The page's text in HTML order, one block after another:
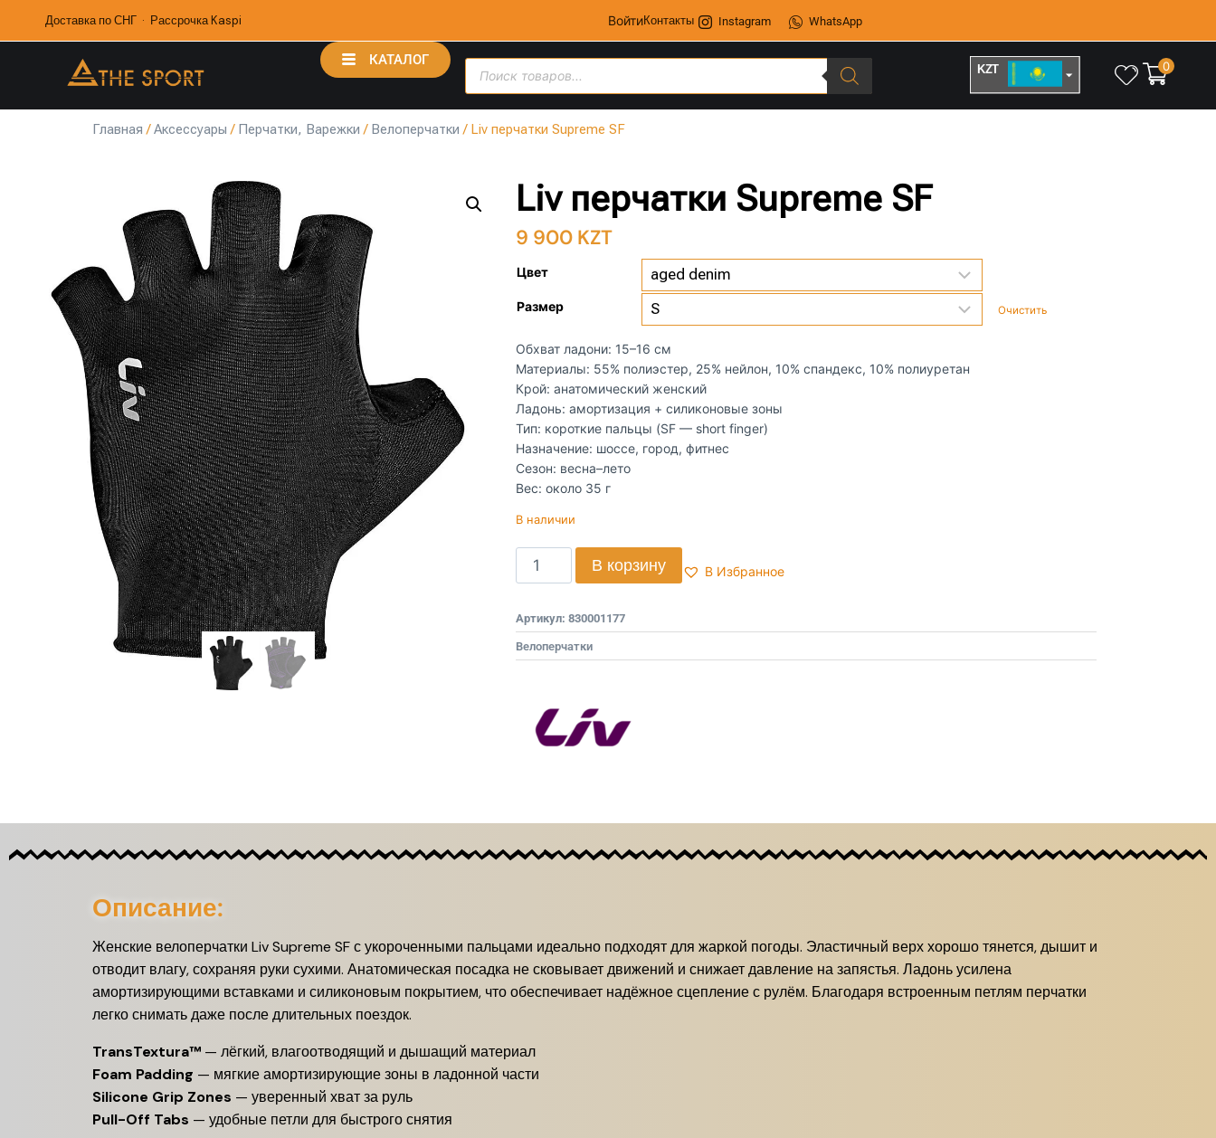
Доставка по СНГ · Рассрочка Kaspi ВойтиКонтакты Instagram WhatsApp
КАТАЛОГ
KZT 0
Главная /Аксессуары / Перчатки, Варежки / Велоперчатки / Liv перчатки Supreme SF
Liv перчатки Supreme SF
9 900 KZT
Цвет
Размер Очистить
Обхват ладони: 15–16 см
Материалы: 55% полиэстер, 25% нейлон, 10% спандекс, 10% полиуретан
Крой: анатомический женский
Ладонь: амортизация + силиконовые зоны
Тип: короткие пальцы (SF — short finger)
Назначение: шоссе, город, фитнес
Сезон: весна–лето
Вес: около 35 г
В наличии
В корзину В Избранное
Артикул: 830001177
Велоперчатки
Описание:
Женские велоперчатки Liv Supreme SF с укороченными пальцами идеально подходят для жаркой погоды. Эластичный верх хорошо тянется, дышит и
отводит влагу, сохраняя руки сухими. Анатомическая посадка не сковывает движений и снижает давление на запястья. Ладонь усилена
амортизирующими вставками и силиконовым покрытием, что обеспечивает надёжное сцепление с рулём. Благодаря встроенным петлям перчатки
легко снимать даже после длительных поездок.
TransTextura™ — лёгкий, влагоотводящий и дышащий материал
Foam Padding — мягкие амортизирующие зоны в ладонной части
Silicone Grip Zones — уверенный хват за руль
Pull-Off Tabs — удобные петли для быстрого снятия